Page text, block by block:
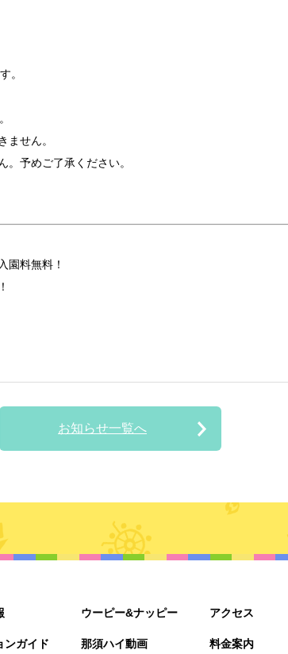
。
ません。
。予めご了承ください。
園料無料！
お知らせ一覧へ
ンガイド
ウーピー&ナッピー
那須ハイ動画
アクセス
料金案内